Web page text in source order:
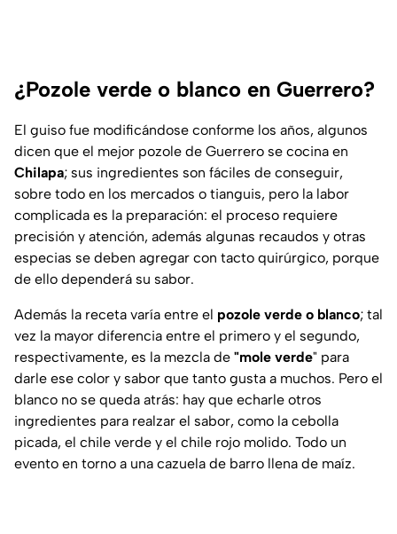
¿Pozole verde o blanco en Guerrero?
El guiso fue modificándose conforme los años, algunos
dicen que el mejor pozole de Guerrero se cocina en
Chilapa; sus ingredientes son fáciles de conseguir,
sobre todo en los mercados o tianguis, pero la labor
complicada es la preparación: el proceso requiere
precisión y atención, además algunas recaudos y otras
especias se deben agregar con tacto quirúrgico, porque
de ello dependerá su sabor.
Además la receta varía entre el pozole verde o blanco; tal
vez la mayor diferencia entre el primero y el segundo,
respectivamente, es la mezcla de "mole verde" para
darle ese color y sabor que tanto gusta a muchos. Pero el
blanco no se queda atrás: hay que echarle otros
ingredientes para realzar el sabor, como la cebolla
picada, el chile verde y el chile rojo molido. Todo un
evento en torno a una cazuela de barro llena de maíz.